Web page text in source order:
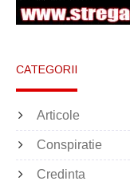
CATEGORII
Articole
Conspiratie
Credinta